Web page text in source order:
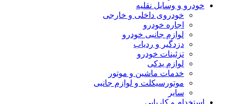
خودرو و وسایل نقلیه
خودروی داخلی و خارجی
اجاره خودرو
لوازم جانبی خودرو
دزدگیر و ردیاب
تزئینات خودرو
لوازم یدکی
خدمات ماشین و موتور
موتورسیکلت و لوازم جانبی
سایر